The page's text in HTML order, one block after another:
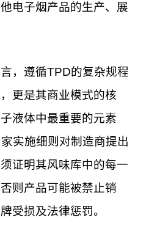
电子烟产品的生产、展
，遵循TPD的复杂规程
更是其商业模式的核
液体中最重要的元素
实施细则对制造商提出
证明其风味库中的每一
则产品可能被禁止销
受损及法律惩罚。